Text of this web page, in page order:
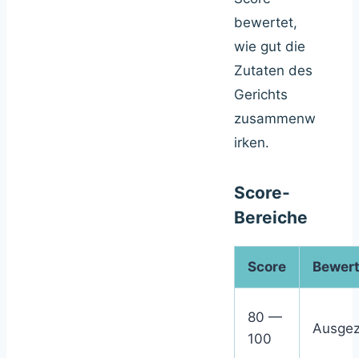
bewertet,
wie gut die
Zutaten des
Gerichts
zusammenw
irken.
Score-
Bereiche
Score
80 —
100